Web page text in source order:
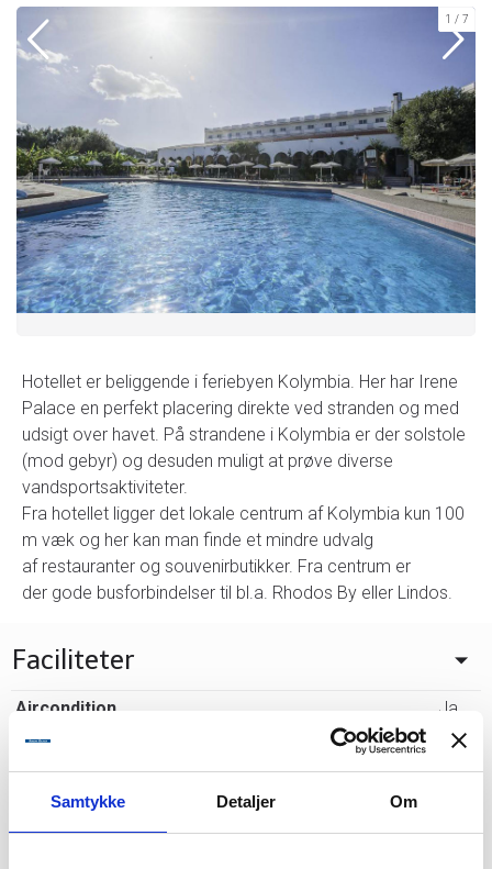
Samtykke Detaljer Om
1 7
Hotellet er beliggende i feriebyen Kolymbia. Her har Irene
Palace en perfekt placering direkte ved stranden og med
udsigt over havet. På strandene i Kolymbia er der solstole
(mod gebyr) og desuden muligt at prøve diverse
vandsportsaktiviteter.
Fra hotellet ligger det lokale centrum af Kolymbia kun 100
m væk og her kan man finde et mindre udvalg
af restauranter og souvenirbutikker. Fra centrum er
der gode busforbindelser til bl.a. Rhodos By eller Lindos.
Faciliteter
Aircondition
Ja
Bar
Ja